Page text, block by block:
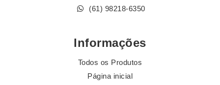
(61) 98218-6350
Informações
Todos os Produtos
Página inicial